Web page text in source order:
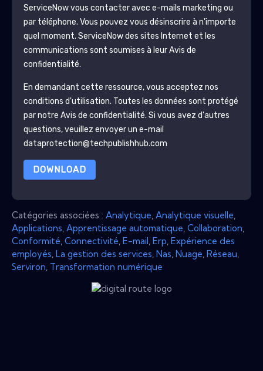
ServiceNowvous contacter avec e-mails marketing ou
par téléphone. Vous pouvez vous désinscrire à n'importe
quel moment. ServiceNowdes sites Internet et les
communications sont soumises à leur Avis de
confidentialité.
En demandant cette ressource, vous acceptez nos
conditions d'utilisation. Toutes les données sont protégé
par notre Avis de confidentialité. Si vous avez d'autres
questions, veuillez envoyer un e-mail
dataprotection@techpublishhub.com
DOWNLOAD
Catégories associées : Analytique Analytique visuelle
Applications Apprentissage automatique Collaboration
Conformité Connectivité E-mail Erp Expérience des
employés La gestion des services Nas Nuage Réseau
Serviron Transformation numérique